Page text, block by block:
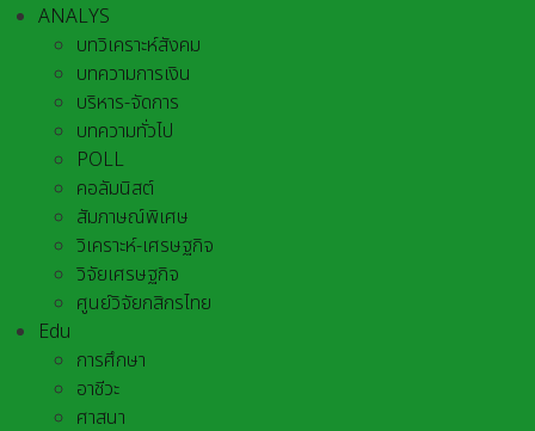
ANALYS
บทวิเคราะห์สังคม
บทความการเงิน
บริหาร-จัดการ
บทความทั่วไป
POLL
คอลัมนิสต์
สัมภาษณ์พิเศษ
วิเคราะห์-เศรษฐกิจ
วิจัยเศรษฐกิจ
ศูนย์วิจัยกสิกรไทย
Edu
การศึกษา
อาชีวะ
ศาสนา